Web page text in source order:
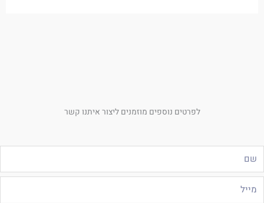
לפרטים נוספים מוזמנים ליצור איתנו קשר